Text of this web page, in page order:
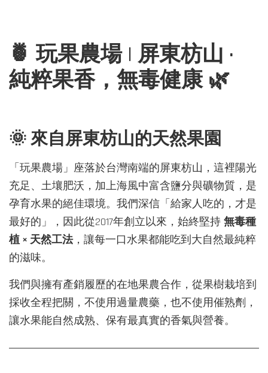
🍍 玩果農場 | 屏東枋山 ·
純粹果香，無毒健康 🌿
🌞 來自屏東枋山的天然果園
「玩果農場」座落於台灣南端的屏東枋山，這裡陽光
充足、土壤肥沃，加上海風中富含鹽分與礦物質，是
孕育水果的絕佳環境。我們深信「給家人吃的，才是
最好的」，因此從2017年創立以來，始終堅持 無毒種
植 × 天然工法，讓每一口水果都能吃到大自然最純粹
的滋味。
我們與擁有產銷履歷的在地果農合作，從果樹栽培到
採收全程把關，不使用過量農藥，也不使用催熟劑，
讓水果能自然成熟、保有最真實的香氣與營養。